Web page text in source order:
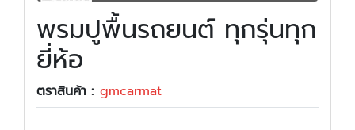
พรมปูพื้นรถยนต์ ทุกรุ่นทุก
ยี่ห้อ
ตราสินค้า : gmcarmat